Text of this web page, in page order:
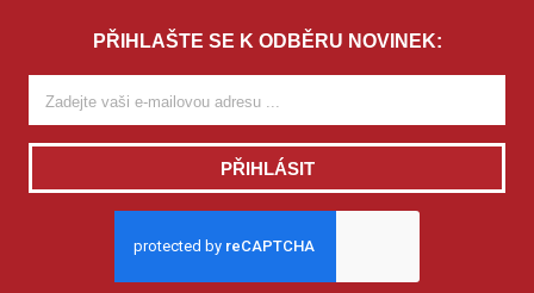
PŘIHLAŠTE SE K ODBĚRU NOVINEK:
PŘIHLÁSIT